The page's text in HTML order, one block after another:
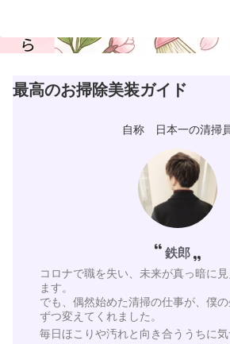
最高のお掃除美装ガイド
自称 日本一の清掃
鉄郎
コロナで職を失い、未来が真っ暗に
ます。
でも、偶然始めた清掃の仕事が、僕
ずつ変えてくれました。
毎日ほこりや汚れと向き合ううちに気